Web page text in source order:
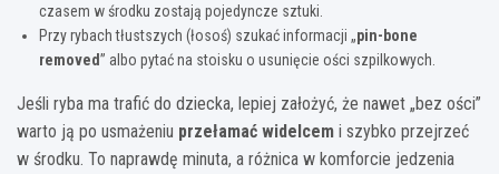
czasem w środku zostają pojedyncze sztuki.
Przy rybach tłustszych (łosoś) szukać informacji „pin-bone
removed” albo pytać na stoisku o usunięcie ości szpilkowych.
Jeśli ryba ma trafić do dziecka, lepiej założyć, że nawet „bez ości”
warto ją po usmażeniu przełamać widelcem i szybko przejrzeć
w środku. To naprawdę minuta, a różnica w komforcie jedzenia